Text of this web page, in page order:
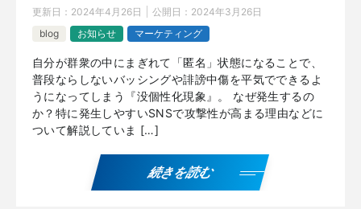
更新日： 2024年4月26日 公開日： 2024年3月26日
blog
お知らせ マーケティング
自分が群衆の中にまぎれて「匿名」状態になることで、
普段ならしないバッシングや誹謗中傷を平気でできるよ
うになってしまう『没個性化現象』。 なぜ発生するの
か？特に発生しやすいSNSで攻撃性が高まる理由などに
ついて解説していま […]
続きを読む